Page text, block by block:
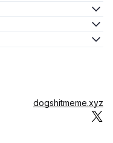
dogshitmeme.xyz